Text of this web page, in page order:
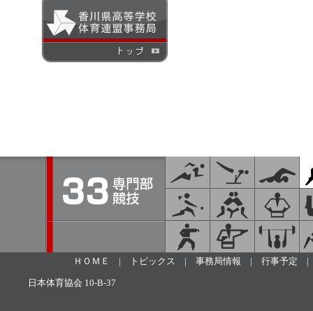
ＨＯＭＥ | トピックス | 事務局情報 | 行事予定
日本体育協会 10-B-37